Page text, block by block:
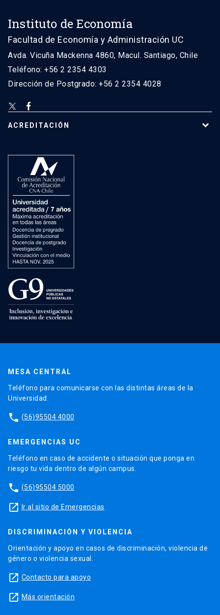
Instituto de Economía
Facultad de Economía y Administración UC
Avda. Vicuña Mackenna 4860, Macul. Santiago, Chile
Teléfono: +56 2 2354 4303
Dirección de Postgrado: +56 2 2354 4028
ACREDITACIÓN
MESA CENTRAL
Teléfono para comunicarse con las distintas áreas de la
Universidad.
phone (56)95504 4000
EMERGENCIAS UC
Teléfono en caso de accidente o situación que ponga en
riesgo tu vida dentro de algún campus.
phone (56)95504 5000
launch Ir al sitio de Emergencias
DISCRIMINACIÓN Y VIOLENCIA
Orientación y apoyo en casos de discriminación, violencia de
género o violencia sexual.
launch Contacto para apoyo
launch Más orientación